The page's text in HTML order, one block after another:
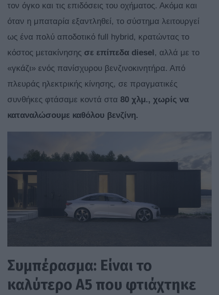
τον όγκο και τις επιδόσεις του οχήματος. Ακόμα και
όταν η μπαταρία εξαντληθεί, το σύστημα λειτουργεί
ως ένα πολύ αποδοτικό full hybrid, κρατώντας το
κόστος μετακίνησης σε επίπεδα diesel, αλλά με το
«γκάζι» ενός πανίσχυρου βενζινοκινητήρα. Από
πλευράς ηλεκτρικής κίνησης, σε πραγματικές
συνθήκες φτάσαμε κοντά στα 80 χλμ., χωρίς να
καταναλώσουμε καθόλου βενζίνη.
Συμπέρασμα: Είναι το
καλύτερο A5 που φτιάχτηκε